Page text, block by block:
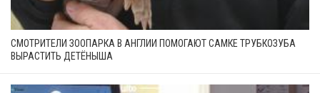
СМОТРИТЕЛИ ЗООПАРКА В АНГЛИИ ПОМОГАЮТ САМКЕ ТРУБКОЗУБА
ВЫРАСТИТЬ ДЕТЁНЫША